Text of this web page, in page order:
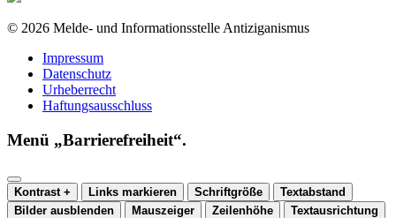
© 2026 Melde- und Informationsstelle Antiziganismus
Impressum
Datenschutz
Urheberrecht
Haftungsausschluss
Menü „Barrierefreiheit“.
Kontrast + Links markieren Schriftgröße
Textabstand
Bilder ausblenden
Mauszeiger Zeilenhöhe Textausrichtung